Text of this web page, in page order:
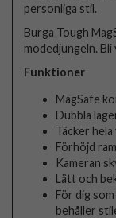
personliga stil.
Burga Tough
modedjungeln.
Funktioner
MagSafe
Dubbla
Täcker
Förhöjd
Kameran
Lätt och
För dig
behåller